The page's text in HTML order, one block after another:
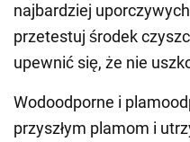
najbardziej
przetestuj środek
upewnić się, że nie
Wodoodporne i
przyszłym plamom i